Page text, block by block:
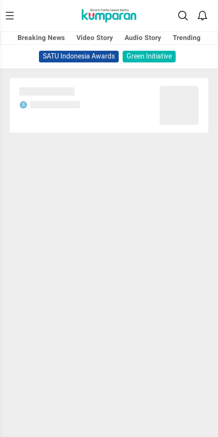
Breaking News Video Story Audio Story
Trending
SATU Indonesia Awards
Green Initiative
S